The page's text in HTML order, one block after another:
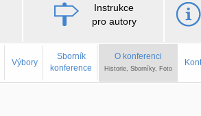
Instrukce
pro autory
Výbory
Sborník
konference
O konferenci
Historie, Sborníky, Foto